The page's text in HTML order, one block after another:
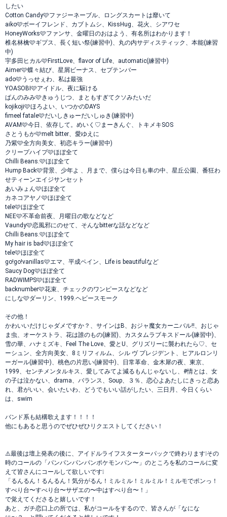
したい
Cotton Candy🩷ファジーネーブル、ロングスカートは靡いて
aiko🩷ボーイフレンド、カブトムシ、KissHug、花火、シアワセ
HoneyWorks🩷ファンサ、金曜日のおはよう、有名所はわかります！
椎名林檎🩷ギプス、長く短い祭(練習中)、丸の内サディスティック、本能(練習
中)
宇多田ヒカル🩷FirstLove、flavor of Life、automatic(練習中)
Aimer🩷蝶々結び、星屑ビーナス、セプテンバー
ado🩷うっせぇわ、私は最強
YOASOBI🩷アイドル、夜に駆ける
ぱんのみみ🩷きゅうじつ、まともすぎてクソみたいだ
kojikoji🩷ほろよい、いつかのDAYS
fimeel fatale🩷だいしきゅーだいしゅき(練習中)
AVAM🩷今日、依存して。めいく♡まーきんぐ、トキメキSOS
さとうもか🩷melt bitter、愛ゆえに
乃紫🩷全方向美女、初恋キラー(練習中)
クリープハイプ🩷ほぼ全て
Chilli Beans.🩷ほぼ全て
Hump Back🩷背景、少年よ 、月まで、僕らは今日も車の中、星丘公園、番狂わ
せティーンエイジサンセット
あいみょん🩷ほぼ全て
カネコアヤノ🩷ほぼ全て
tele🩷ほぼ全て
NEE🩷不革命前夜、月曜日の歌などなど
Vaundy🩷恋風邪にのせて、そんなbitterな話などなど
Chilli Beans.🩷ほぼ全て
My hair is bad🩷ほぼ全て
tele🩷ほぼ全て
go!go!vanillas🩷エマ、平成ペイン、Life is beautifulなど
Saucy Dog🩷ほぼ全て
RADWIMPS🩷ほぼ全て
backnumber🩷花束、チェックのワンピースなどなど
にしな🩷ダーリン、1999.ヘビースモーク
その他！
かわいいだけじゃダメですか？、サインはB、おジャ魔女カーニバル!!、おじゃ
ま虫、オーケストラ、花は誰のもの(練習)、カスタムラブキスドール(練習中)、
雪の華、ハナミズキ、Feel The Love、愛とU、グリズリーに襲われたら♡、セ
ーシュン、全方向美女、8ミリフィルム、シル ヴ プレジデント、ヒアルロンリ
ーガール(練習中)、桃色の片思い(練習中)、日常革命、金木犀の夜、東京、
1999、センチメンタルキス、愛してみてよ減るもんじゃないし、#情とは、女
の子は泣かない、drama、バランス、Soup、３％、恋心よあたしにきっと恋あ
れ、君がいい、会いたいわ、どうでもいい話がしたい、三日月、今日くらい
は、swim
バンド系も結構歌えます！！！！
他にもあると思うのでぜひぜひリクエストしてください！
⚠️最後は壇上発表の後に、アイドルライフスターターパックで終わります❕その
時のコールの「パンパンパンパンポケモンパン〜」のところを私のコールに変
えて皆さんにコールして欲しいです❕
「るんるん！るんるん！気分がるん！ミルミル！ミルミル！ミルモでポンっ！
すべり台〜すべり台〜サザエの〜中はすべり台〜！」
で覚えてくださると嬉しいです！
あと、ガチ恋口上の所では、私がコールをするので、皆さんが「なにな